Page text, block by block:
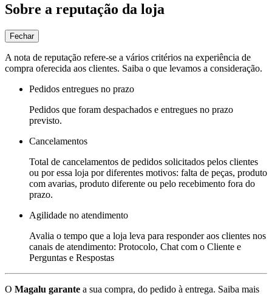
Sobre a reputação da loja
Fechar
A nota de reputação refere-se a vários critérios na experiência de
compra oferecida aos clientes. Saiba o que levamos a consideração.
Pedidos entregues no prazo
Pedidos que foram despachados e entregues no prazo
previsto.
Cancelamentos
Total de cancelamentos de pedidos solicitados pelos clientes
ou por essa loja por diferentes motivos: falta de peças, produto
com avarias, produto diferente ou pelo recebimento fora do
prazo.
Agilidade no atendimento
Avalia o tempo que a loja leva para responder aos clientes nos
canais de atendimento: Protocolo, Chat com o Cliente e
Perguntas e Respostas
O Magalu garante a sua compra, do pedido à entrega. Saiba mais